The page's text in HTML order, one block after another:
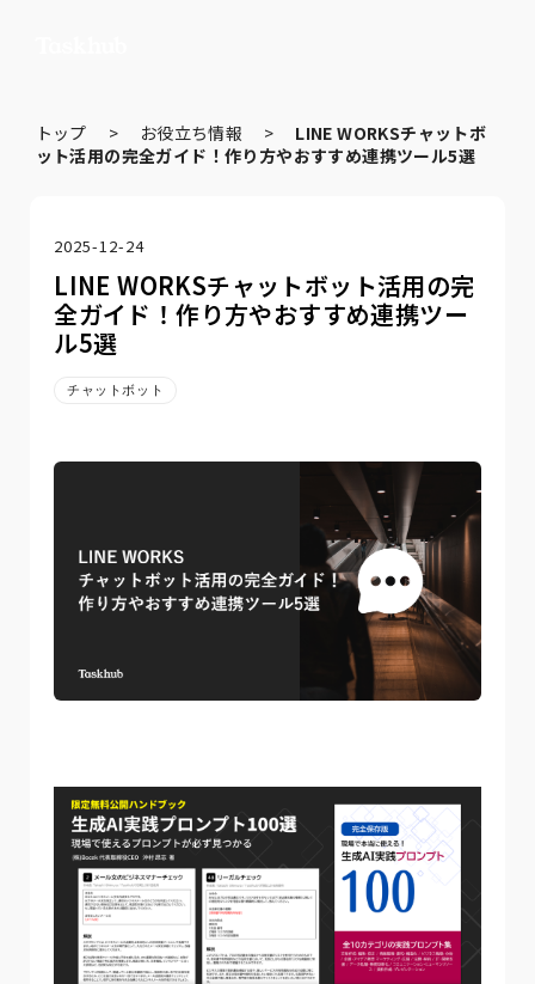
トップ > お役立ち情報 > LINE WORKSチャットボ
ット活用の完全ガイド！作り方やおすすめ連携ツール5選
2025-12-24
LINE WORKSチャットボット活用の完
全ガイド！作り方やおすすめ連携ツー
ル5選
チャットボット